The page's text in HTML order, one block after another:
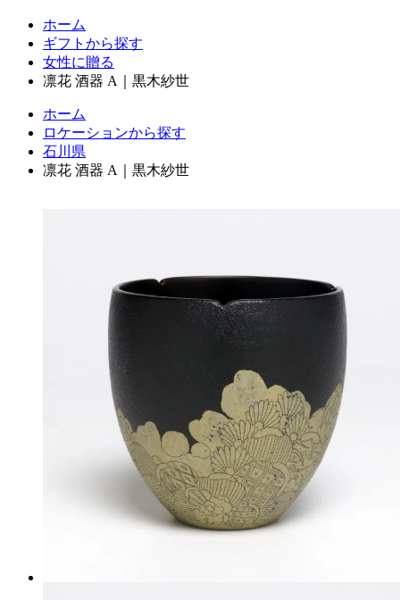
ホーム
ギフトから探す
女性に贈る
凛花 酒器 A｜黒木紗世
ホーム
ロケーションから探す
石川県
凛花 酒器 A｜黒木紗世